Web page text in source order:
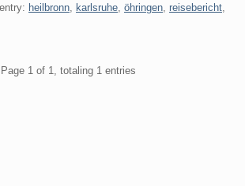
heilbronn karlsruhe öhringen reisebericht
Page 1 of 1, totaling 1 entries